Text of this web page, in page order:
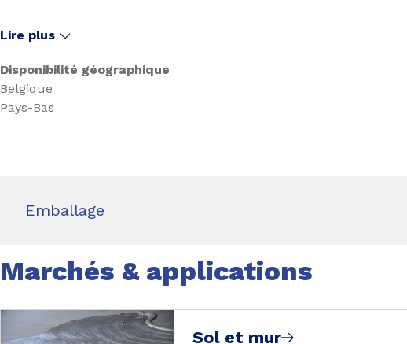
Lire plus
Disponibilité géographique
Belgique
Pays-Bas
Emballage
Marchés & applications
Sol et mur